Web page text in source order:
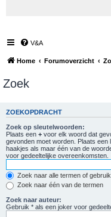
V&A
Home Forumoverzicht
Zoek
ZOEKOPDRACHT
Zoek op sleutelwoorden:
Plaats een + voor elk woord dat
gevonden moet worden. Plaats
haakjes als maar één van de
voor gedeeltelijke overeenkomsten.
Zoek naar alle termen of
Zoek naar één van de termen
Zoek naar auteur:
Gebruik * als een joker voor